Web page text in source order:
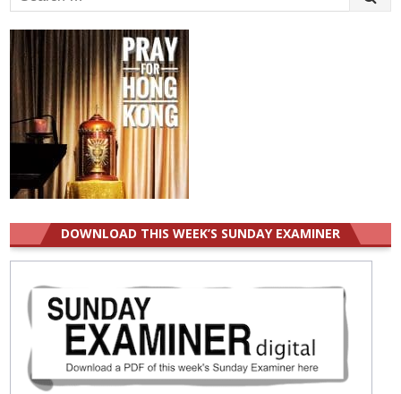
for:
DOWNLOAD THIS WEEK’S SUNDAY EXAMINER